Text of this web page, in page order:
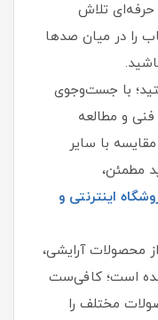
تلاش
را در میان صدها
با جست‌وجوی
و مطالعه
با سایر
مطمئن،
اینترنتی و
محصولات آرایشی،
شده است؛ کافی‌ست
مختلف را